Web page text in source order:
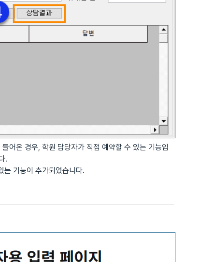
어온 경우, 학원 담당자가 직접 예약할 수 있는 기능입
.
기능이 추가되었습니다.